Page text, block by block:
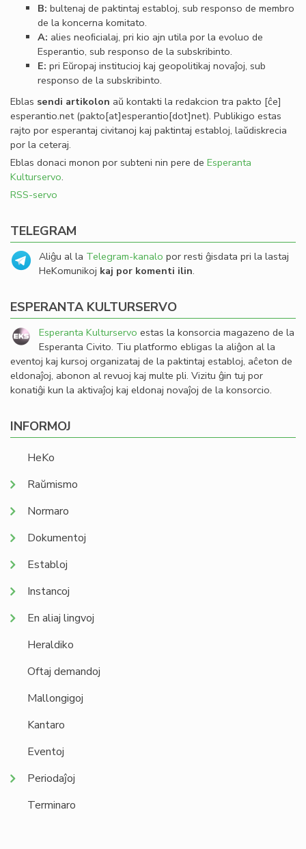
B: bultenaj de paktintaj establoj, sub responso de membro
de la koncerna komitato.
A: alies neoﬁcialaj, pri kio ajn utila por la evoluo de
Esperantio, sub responso de la subskribinto.
E: pri Eŭropaj institucioj kaj geopolitikaj novaĵoj, sub
responso de la subskribinto.
Eblas sendi artikolon aŭ kontakti la redakcion tra pakto [ĉe]
esperantio.net(pakto[at]esperantio[dot]net). Publikigo estas
rajto por esperantaj civitanoj kaj paktintaj establoj, laŭdiskrecia
por la ceteraj.
Eblas donaci monon por subteni nin pere de Esperanta
Kulturservo.
RSS-servo
TELEGRAM
Aliĝu al la Telegram-kanalo por resti ĝisdata pri la lastaj
HeKomunikoj kaj por komenti ilin.
ESPERANTA KULTURSERVO
Esperanta Kulturservo estas la konsorcia magazeno de la
Esperanta Civito. Tiu platformo ebligas la aliĝon al la
eventoj kaj kursoj organizataj de la paktintaj establoj, aĉeton de
eldonaĵoj, abonon al revuoj kaj multe pli. Vizitu ĝin tuj por
konatiĝi kun la aktivaĵoj kaj eldonaj novaĵoj de la konsorcio.
INFORMOJ
HeKo
Raŭmismo
Normaro
Dokumentoj
Establoj
Instancoj
En aliaj lingvoj
Heraldiko
Oftaj demandoj
Mallongigoj
Kantaro
Eventoj
Periodaĵoj
Terminaro